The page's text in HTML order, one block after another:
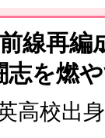
EG SELECTION
うラストワン
色へ出国
EG SELECTION
者へ 大逆転か連破
者、黄金のシャー
線再編
志を燃
高校出